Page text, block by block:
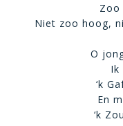
Zoo
Niet zoo hoog,
O
Ik
‘k
En
‘k